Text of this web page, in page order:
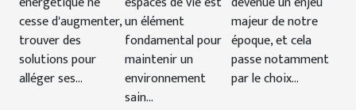
énergétique ?
cesse d'augmenter,
trouver des
solutions pour
alléger ses...
maison saine
un élément
fondamental pour
maintenir un
environnement
sain...
responsable
majeur de notre
époque, et cela
passe notamment
par le choix...